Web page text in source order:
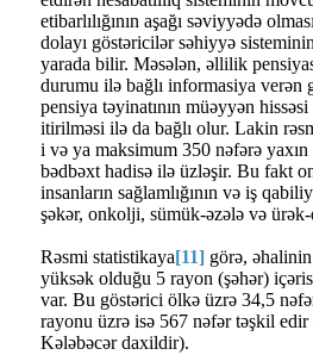
etibarlılığının aşağı səviyyədə
dolayı göstəricilər səhiyyə
yarada bilir. Məsələn, əllilik
durumu ilə bağlı informasiya
pensiya təyinatının müəyyən
itirilməsi ilə da bağlı olur. Lakin
i və ya maksimum 350 nəfərə
bədbəxt hadisə ilə üzləşir. Bu fakt
insanların sağlamlığının və iş
şəkər, onkolji, sümük-əzələ və
Rəsmi statistikaya[11] görə,
yüksək olduğu 5 rayon (şəhər)
var. Bu göstərici ölkə üzrə 34,5
rayonu üzrə isə 567 nəfər təşkil
Kələbəcər daxildir).